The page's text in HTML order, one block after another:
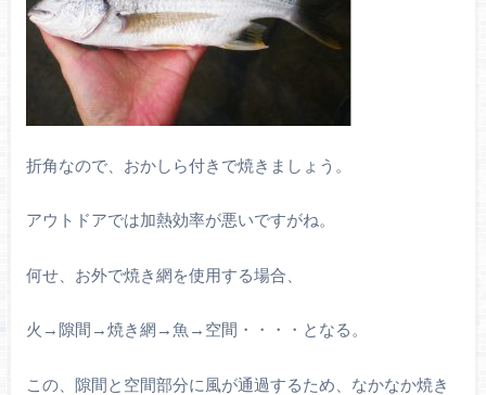
折角なので、おかしら付きで焼きましょう。
アウトドアでは加熱効率が悪いですがね。
何せ、お外で焼き網を使用する場合、
火→隙間→焼き網→魚→空間・・・・となる。
この、隙間と空間部分に風が通過するため、なかなか焼き